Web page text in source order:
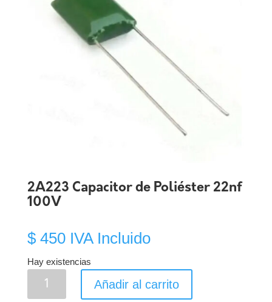
2A223 Capacitor de Poliéster 22nf
100V
$450 IVA Incluido
Hay existencias
2A223
Añadir al carrito